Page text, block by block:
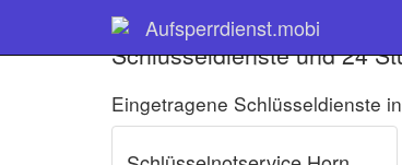
Aufsperrdienst.mobi
Schlüsseldienste und 24
Eingetragene Schlüsseldienste